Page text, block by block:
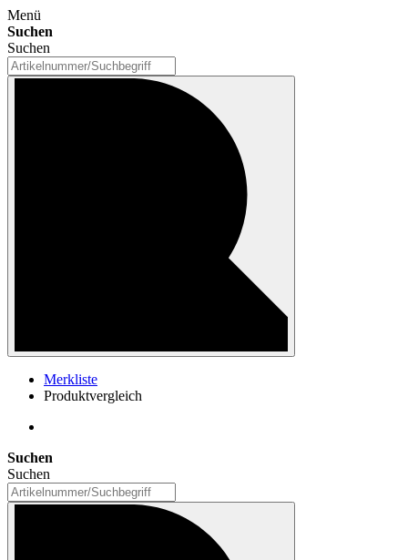
Menü
Suchen
Suchen
Merkliste
Produktvergleich
Suchen
Suchen